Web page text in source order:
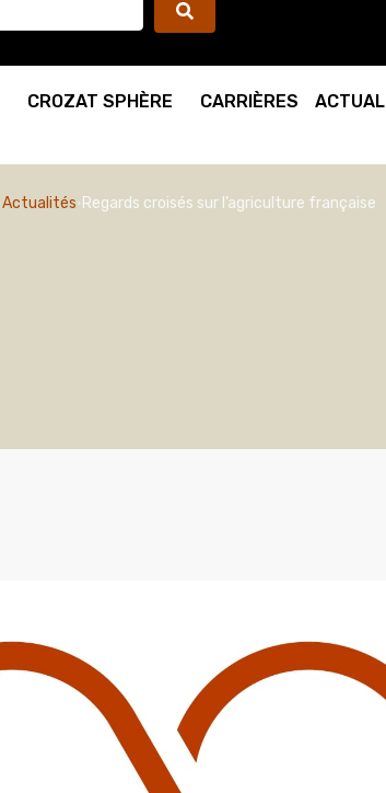
CROZAT SPHÈRE CARRIÈRES
Actualités Regards croisés sur l’agriculture française